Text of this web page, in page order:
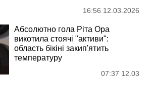
16:56 12.03.2026
Абсолютно гола Ріта Ора
викотила стоячі "активи":
область бікіні закип'ятить
температуру
07:37 12.03